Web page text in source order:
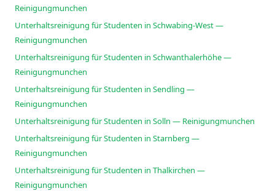
Reinigungmunchen
Unterhaltsreinigung für Studenten in Schwabing-West —
Reinigungmunchen
Unterhaltsreinigung für Studenten in Schwanthalerhöhe —
Reinigungmunchen
Unterhaltsreinigung für Studenten in Sendling —
Reinigungmunchen
Unterhaltsreinigung für Studenten in Solln — Reinigungmunchen
Unterhaltsreinigung für Studenten in Starnberg —
Reinigungmunchen
Unterhaltsreinigung für Studenten in Thalkirchen —
Reinigungmunchen